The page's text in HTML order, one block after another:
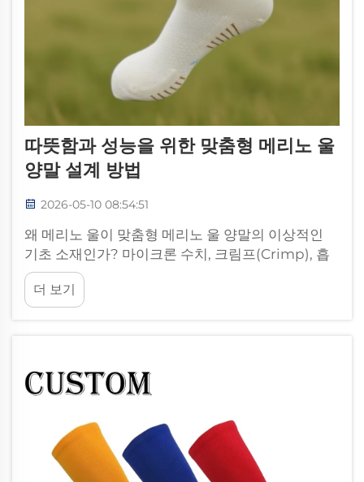
따뜻함과 성능을 위한 맞춤형 메리노 울
양말 설계 방법
2026-05-10 08:54:51
왜 메리노 울이 맞춤형 메리노 울 양말의 이상적인
기초 소재인가? 마이크론 수치, 크림프(Crimp), 흡
습성 행동을 통한 열 조절 메리노 울의 열 조절 능력
은 세 가지 고유한 특성에서 비롯된다: 미세한 마이
크론 수치(17–24마이크론)...
더 보기